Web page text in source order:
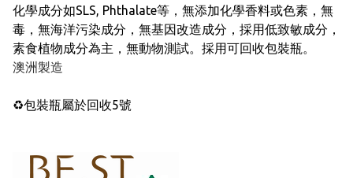
化學成分如SLS, Phthalate等，無添加化學香料或色素，無
毒，無海洋污染成分，無基因改造成分，採用低致敏成分，
素食植物成分為主，無動物測試。採用可回收包裝瓶。
澳洲製造
♻️包裝瓶屬於回收5號